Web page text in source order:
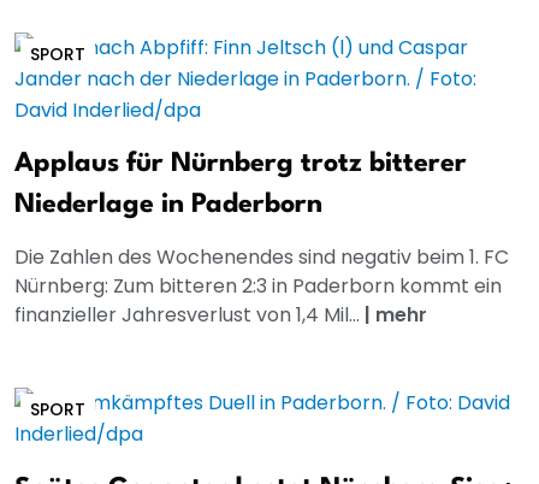
SPORT
Applaus für Nürnberg trotz bitterer
Niederlage in Paderborn
Die Zahlen des Wochenendes sind negativ beim 1. FC
Nürnberg: Zum bitteren 2:3 in Paderborn kommt ein
finanzieller Jahresverlust von 1,4 Mil... | mehr
SPORT